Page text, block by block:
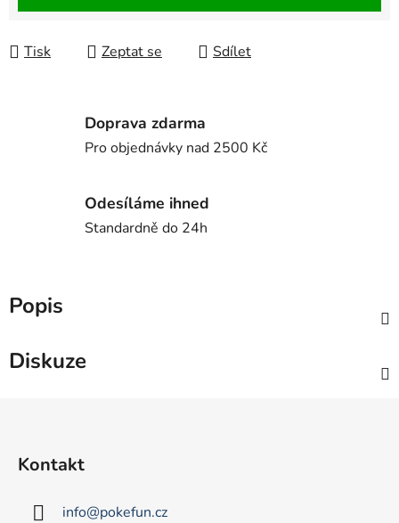
Tisk Zeptat se Sdílet
Doprava zdarma
Pro objednávky nad 2500 Kč
Odesíláme ihned
Standardně do 24h
Popis
Diskuze
Kontakt
info@pokefun.cz